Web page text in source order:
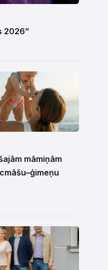
2026”
māmiņām